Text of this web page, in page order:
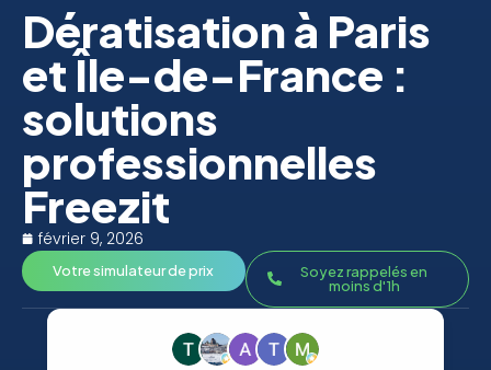
Dératisation à Paris
et Île-de-France :
solutions
professionnelles
Freezit
février 9, 2026
Votre simulateur de prix
Soyez rappelés en
moins d'1h